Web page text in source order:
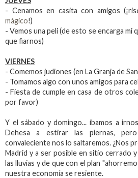
- Cenamos en casita con amigos
mágico!)
- Vemos una peli (de esto se encarga mi
que fiarnos)
VIERNES
- Comemos judiones (en La Granja de
- Tomamos algo con unos amigos para
- Fiesta de cumple en casa de otros
por favor)
Y el sábado y domingo... íbamos a
Dehesa a estirar las piernas,
convaleciente nos lo saltaremos. ¿Nos
Madrid y a ser posible en sitio cerrado
las lluvias y de que con el plan
nuestra economía se resiente.